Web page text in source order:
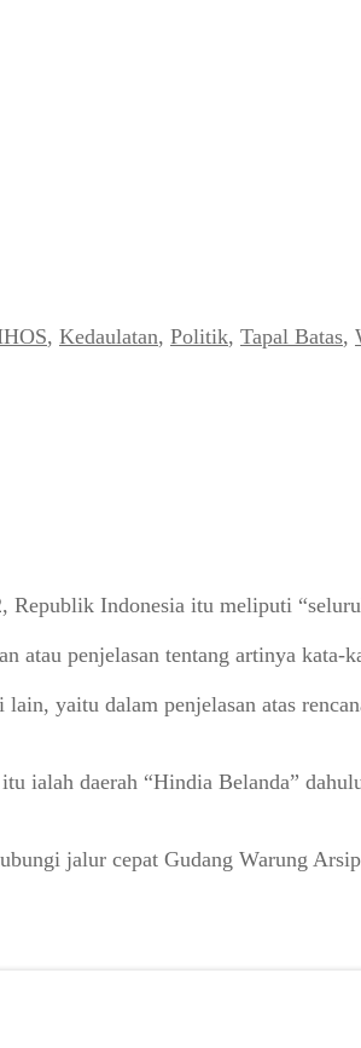
, Kedaulatan, Politik, Tapal Batas,
Indonesia itu meliputi
penjelasan tentang artinya kata-
yaitu dalam penjelasan atas
ialah daerah “Hindia Belanda”
jalur cepat Gudang Warung